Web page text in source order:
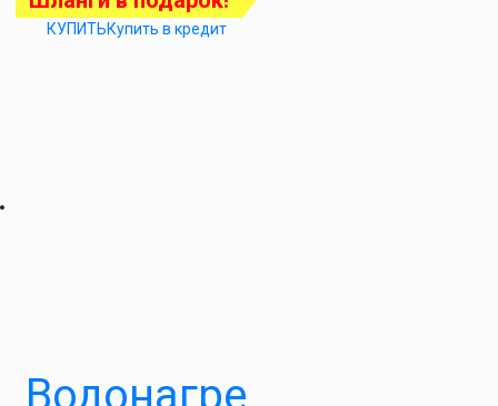
КУПИТЬКупить в кредит